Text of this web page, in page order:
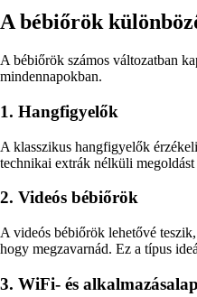
A bébiőrök
A bébiőrök számos változatban
mindennapokban.
1. Hangfigyelők
A klasszikus hangfigyelők
technikai extrák nélküli megoldást
2. Videós bébiőrök
A videós bébiőrök lehetővé
hogy megzavarnád. Ez a típus
3. WiFi- és